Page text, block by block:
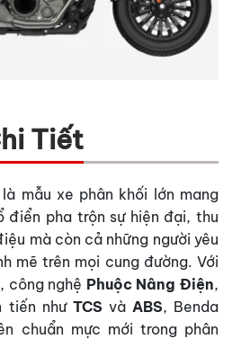
Tiết
mẫu xe phân khối lớn mang
điển pha trộn sự hiện đại, thu
mà còn cả những người yêu
mẽ trên mọi cung đường. Với
công nghệ Phuộc Nâng Điện,
tiến như TCS và ABS, Benda
chuẩn mực mới trong phân